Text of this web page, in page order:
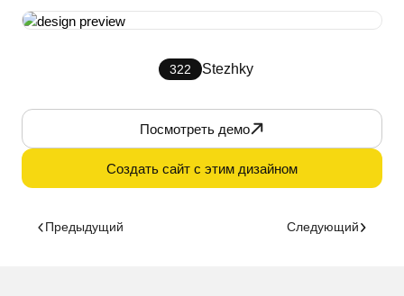
322 Stezhky
Посмотреть демо
Создать сайт с этим дизайном
Предыдущий Следующий